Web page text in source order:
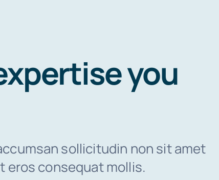
you
sollicitudin non sit amet
eros consequat mollis.